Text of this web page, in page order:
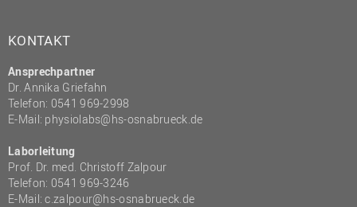
KONTAKT
Ansprechpartner
Dr. Annika Griefahn
Telefon: 0541 969-2998
E-Mail: physiolabs@hs-osnabrueck.de
Laborleitung
Prof. Dr. med. Christoff Zalpour
Telefon: 0541 969-3246
E-Mail:c.zalpour@hs-osnabrueck.de